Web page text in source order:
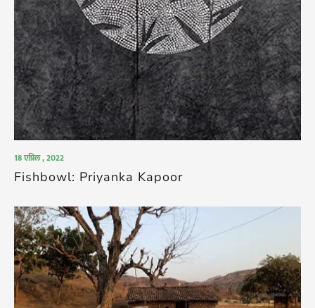
18 एप्रिल , 2022
Fishbowl: Priyanka Kapoor